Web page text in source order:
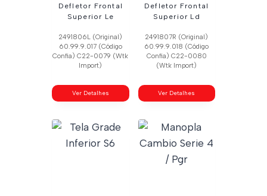
Defletor Frontal
Superior Le
2491806L (Original)
60.99.9.017 (Código
Confia) C22-0079 (Wtk
Import)
Ver Detalhes
Defletor Frontal
Superior Ld
2491807R (Original)
60.99.9.018 (Código
Confia) C22-0080
(Wtk Import)
Ver Detalhes